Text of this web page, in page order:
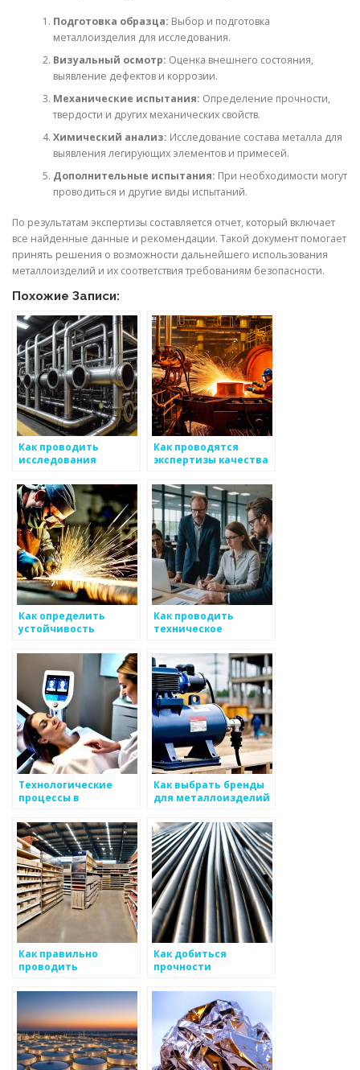
Подготовка образца: Выбор и подготовка
металлоизделия для исследования.
Визуальный осмотр: Оценка внешнего состояния,
выявление дефектов и коррозии.
Механические испытания: Определение прочности,
твердости и других механических свойств.
Химический анализ: Исследование состава металла для
выявления легирующих элементов и примесей.
Дополнительные испытания: При необходимости могут
проводиться и другие виды испытаний.
По результатам экспертизы составляется отчет, который включает
все найденные данные и рекомендации. Такой документ помогает
принять решения о возможности дальнейшего использования
металлоизделий и их соответствия требованиям безопасности.
Похожие Записи:
Как проводить
исследования
Как проводятся
экспертизы качества
Как определить
устойчивость
Как проводить
техническое
металлоизделий
Технологические
процессы в
лаборатории
Как выбрать бренды
для металлоизделий
Как правильно
проводить
металлов
Как добиться
прочности